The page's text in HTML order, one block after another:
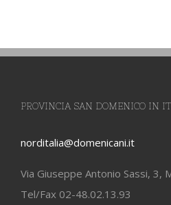
PROVINCIA SAN DOMENICO IN
norditalia@domenicani.it
Via Giuseppe Antonio Sassi, 3,
Tel/Fax 02-48.02.13.93